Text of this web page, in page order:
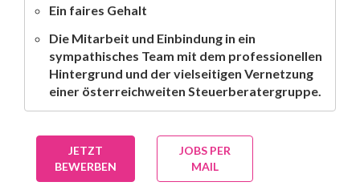
Ein faires Gehalt
Die Mitarbeit und Einbindung in ein
sympathisches Team mit dem professionellen
Hintergrund und der vielseitigen Vernetzung
einer österreichweiten Steuerberatergruppe.
JETZT
BEWERBEN
JOBS PER
MAIL